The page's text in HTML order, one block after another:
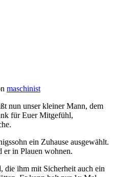
maschinist
nun unser kleiner Mann, dem
für Euer Mitgefühl,
ein Zuhause ausgewählt.
in Plauen wohnen.
die ihm mit Sicherheit auch ein